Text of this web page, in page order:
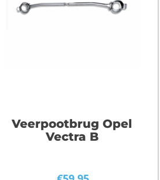
Veerpootbrug Opel
Vectra B